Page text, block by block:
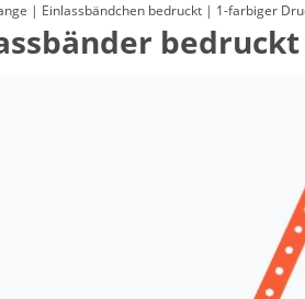
| Einlassbändchen bedruckt | 1-farbiger
bedruckt